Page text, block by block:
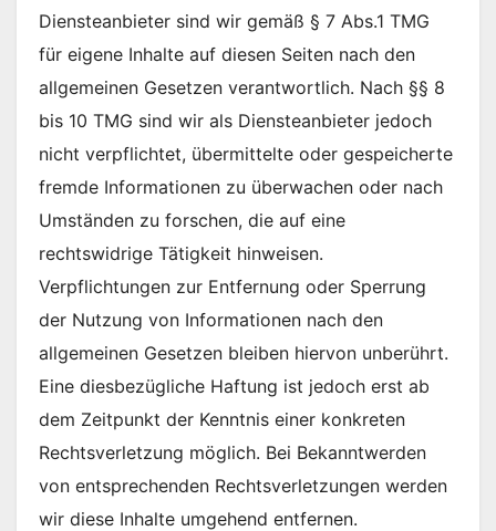
Diensteanbieter sind wir gemäß § 7 Abs.1 TMG
für eigene Inhalte auf diesen Seiten nach den
allgemeinen Gesetzen verantwortlich. Nach §§ 8
bis 10 TMG sind wir als Diensteanbieter jedoch
nicht verpflichtet, übermittelte oder gespeicherte
fremde Informationen zu überwachen oder nach
Umständen zu forschen, die auf eine
rechtswidrige Tätigkeit hinweisen.
Verpflichtungen zur Entfernung oder Sperrung
der Nutzung von Informationen nach den
allgemeinen Gesetzen bleiben hiervon unberührt.
Eine diesbezügliche Haftung ist jedoch erst ab
dem Zeitpunkt der Kenntnis einer konkreten
Rechtsverletzung möglich. Bei Bekanntwerden
von entsprechenden Rechtsverletzungen werden
wir diese Inhalte umgehend entfernen.